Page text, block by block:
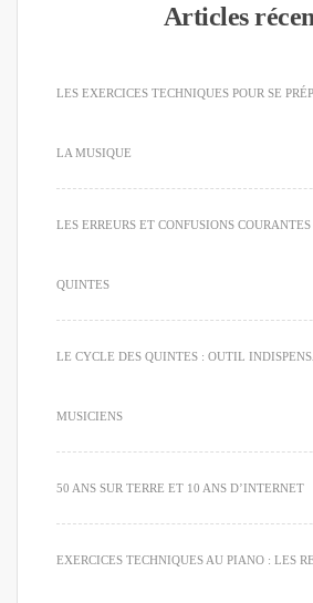
Articles
LES EXERCICES TECHNIQUES POUR SE
LA MUSIQUE
LES ERREURS ET CONFUSIONS
QUINTES
LE CYCLE DES QUINTES : OUTIL
MUSICIENS
50 ANS SUR TERRE ET 10 ANS D’INTERNET
EXERCICES TECHNIQUES AU PIANO : LES